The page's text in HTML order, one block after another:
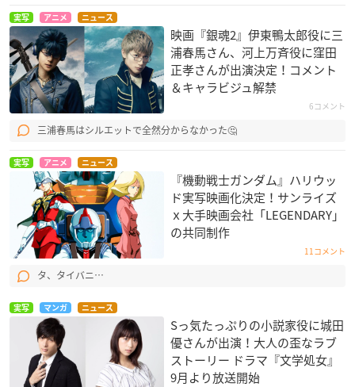
実写 アニメ ニュース
映画『銀魂2』伊東鴨太郎役に三
浦春馬さん、河上万斉役に窪田
正孝さんが出演決定！コメント
＆キャラビジュ解禁
6コメント
三浦春馬はシルエットで全然分からなかった🤔
実写 アニメ ニュース
『機動戦士ガンダム』ハリウッ
ド実写映画化決定！サンライズ
ｘ大手映画会社​「LEGENDARY​​」
の共同制作
11コメント
タ、タイバニ…
実写 マンガ ニュース
Sっ気たっぷりの小説家役に城田
優さんが出演！大人の歪なラブ
ストーリー ドラマ『文学処女』
9月より放送開始